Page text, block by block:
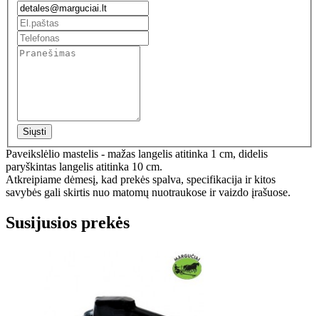
Siųsti
Paveikslėlio mastelis - mažas langelis atitinka 1 cm, didelis
paryškintas langelis atitinka 10 cm.
Atkreipiame dėmesį, kad prekės spalva, specifikacija ir kitos
savybės gali skirtis nuo matomų nuotraukose ir vaizdo įrašuose.
Susijusios prekės